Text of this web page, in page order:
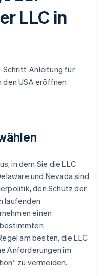
LLC in
Schritt-Anleitung für
den USA eröffnen
in dem Sie die LLC
und Nevada sind
den Schutz der
laufenden
einen
am besten, die LLC
Anforderungen im
zu vermeiden.